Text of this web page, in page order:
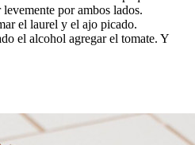
por ambos lados.
el laurel y el ajo picado.
el alcohol agregar el tomate. Y